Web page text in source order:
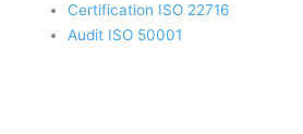
Certification ISO 22716
Audit ISO 50001